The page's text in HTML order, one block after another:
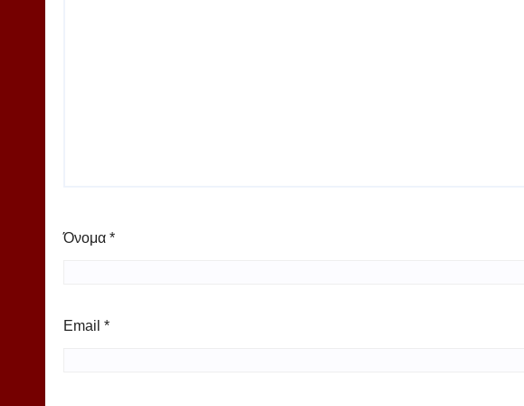
Όνομα *
Email *